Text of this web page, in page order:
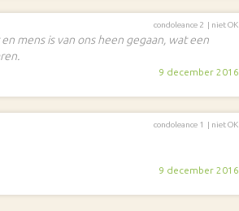
mens is van ons heen gegaan, wat een
9 december 2016
condoleance 2 |niet OK
9 december 2016
condoleance 1 |niet OK